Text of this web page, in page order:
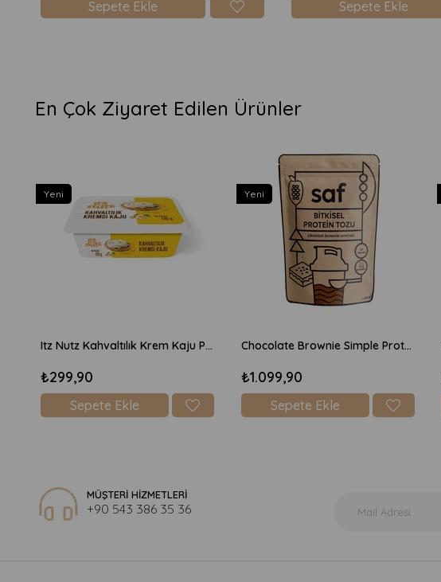
Sepete Ekle Sepete Ekle
En Çok Ziyaret Edilen Ürünler
Itz Nutz Kahvaltılık Krem Kaju Peyniri 170gr
₺299,90
Sepete Ekle
Yeni
Chocolate Brownie Simple Protein Mix 600gr
₺1.099,90
Sepete Ekle
Yeni
MÜŞTERİ HİZMETLERİ
+90 543 386 35 36